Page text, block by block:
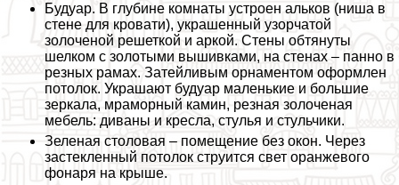
Будуар. В глубине комнаты устроен альков (ниша в
стене для кровати), украшенный узорчатой
золоченой решеткой и аркой. Стены обтянуты
шелком с золотыми вышивками, на стенах – панно в
резных рамах. Затейливым орнаментом оформлен
потолок. Украшают будуар маленькие и большие
зеркала, мраморный камин, резная золоченая
мебель: диваны и кресла, стулья и стульчики.
Зеленая столовая – помещение без окон. Через
застекленный потолок струится свет оранжевого
фонаря на крыше.